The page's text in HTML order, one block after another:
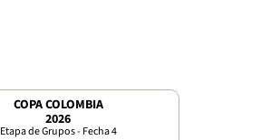
COPA COLOMBIA
2026
Etapa de Grupos - Fecha 4